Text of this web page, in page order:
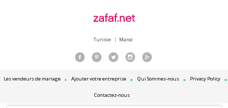
Tunisie Maroc
Les vendeurs de mariage Ajouter votre entreprise Qui Sommes-nous Privacy Policy
Contactez-nous